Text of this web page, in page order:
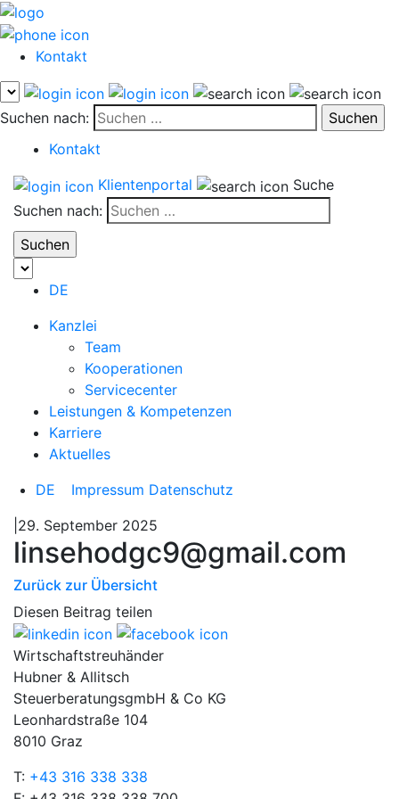
Kontakt
Suchen nach:
Kontakt
Klientenportal
Suche
Suchen nach:
DE
Kanzlei
Team
Kooperationen
Servicecenter
Leistungen & Kompetenzen
Karriere
Aktuelles
DE
Impressum Datenschutz
|29. September 2025
linsehodgc9@gmail.com
Zurück zur Übersicht
Diesen Beitrag teilen
Wirtschaftstreuhänder
Hubner & Allitsch
SteuerberatungsgmbH & Co KG
Leonhardstraße 104
8010 Graz
T: +43 316 338 338